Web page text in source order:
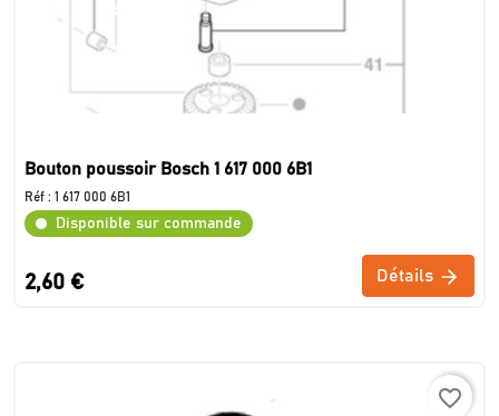
Bouton poussoir Bosch 1 617 000 6B1
Réf : 1 617 000 6B1
Disponible sur commande
2,60 € Détails
favorite_border